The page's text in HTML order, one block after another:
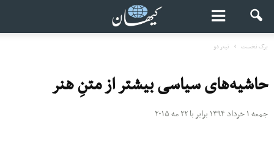
برگ نخست تیتر دو
حاشیه‌های سیاسی بیشتر از متنِ هنر
جمعه ۱ خرداد ۱۳۹۴ برابر با ۲۲ مه ۲۰۱۵